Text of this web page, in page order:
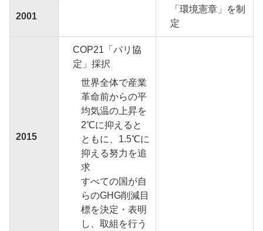
2001
「環境憲章」を制
定
2015
COP21「パリ協
定」採択
世界全体で産業
革命前からの平
均気温の上昇を
2℃に抑えると
ともに、1.5℃に
抑える努力を追
求
すべての国が自
らのGHG削減目
標を決定・表明
し、取組を行う